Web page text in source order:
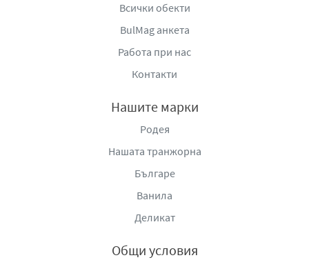
Всички обекти
BulMag анкета
Работа при нас
Контакти
Нашите марки
Родея
Нашата транжорна
Българе
Ванила
Деликат
Общи условия